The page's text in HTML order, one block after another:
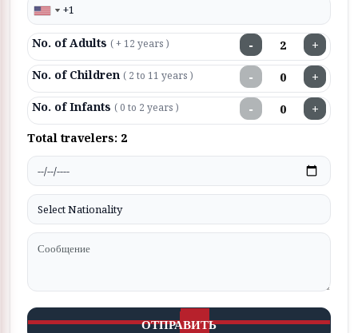
No. of Adults ( + 12 years ) − +
No. of Children ( 2 to 11 years ) − +
No. of Infants ( 0 to 2 years ) − +
Total travelers: 2
ОТПРАВИТЬ